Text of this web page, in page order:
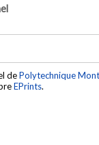
dePolytechnique
EPrints.